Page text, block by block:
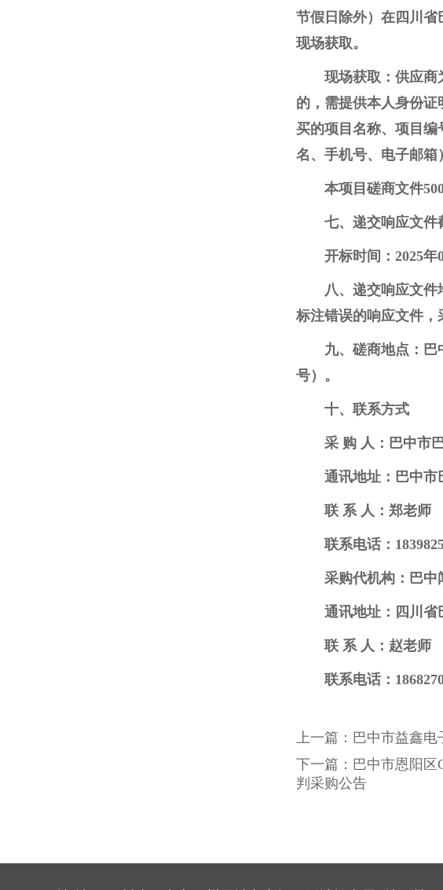
节假日除外）在四川省
现场获取。
现场获取：供应商
的，需提供本人身份
买的项目名称、项目
名、手机号、电子邮箱
本项目磋商文件
七、递交响应文件
开标时间：2025年
八、递交响应文
标注错误的响应文件，
九、磋商地点：巴
号）。
十、联系方式
采 购 人：巴中市
通讯地址：巴中市
联 系 人：郑老师
联系电话：
采购代机构：巴中
通讯地址：四川省
联 系 人：赵老师
联系电话：
上一篇： 巴中市益鑫
下一篇： 巴中市恩阳区
判采购公告